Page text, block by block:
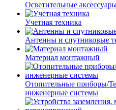
Осветительные
Учетная техника
Антенны и спутниковые
Материал монтажный
Отопительные приборы/
инженерные системы